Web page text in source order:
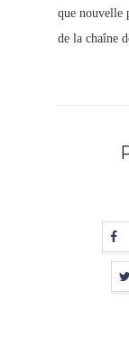
que nouvelle
de la chaîne